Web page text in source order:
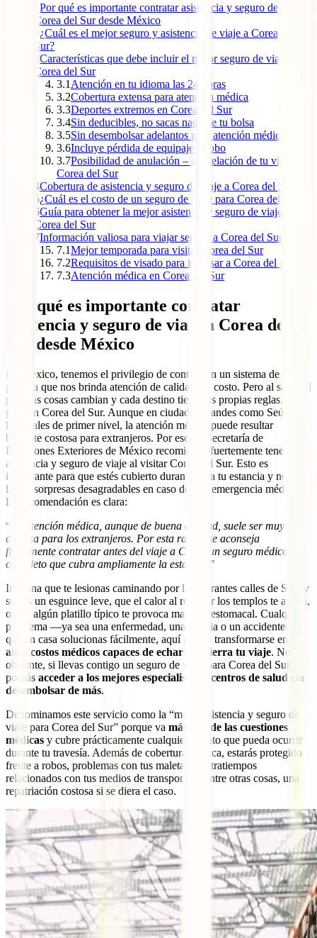
Por qué es importante contratar asistencia y seguro de viaje a
Corea del Sur desde México
¿Cuál es el mejor seguro y asistencia de viaje a Corea del
Sur?
3Características que debe incluir el mejor seguro de viaje a
Corea del Sur
3.1 Atención en tu idioma las 24 horas
3.2Cobertura extensa para atención médica
3.3Deportes extremos en Corea del Sur
3.4Sin deducibles, no sacas nada de tu bolsa
3.5Sin desembolsar adelantos para atención médica
3.6Incluye pérdida de equipaje y robo
3.7Posibilidad de anulación – cancelación de tu viaje a
Corea del Sur
4Cobertura de asistencia y seguro de viaje a Corea del Sur
5¿Cuál es el costo de un seguro de viaje para Corea del Sur?
6Guía para obtener la mejor asistencia y seguro de viaje a
Corea del Sur
7Información valiosa para viajar seguro a Corea del Sur
7.1Mejor temporada para visitar Corea del Sur
7.2Requisitos de visado para ingresar a Corea del Sur
7.3Atención médica en Corea del Sur
Por qué es importante contratar
asistencia y seguro de viaje a Corea del
Sur desde México
En México, tenemos el privilegio de contar con un sistema de salud
pública que nos brinda atención de calidad sin costo. Pero al salir del
país, las cosas cambian y cada destino tiene sus propias reglas. Así
pasa en Corea del Sur. Aunque en ciudades grandes como Seúl hay
hospitales de primer nivel, la atención médica puede resultar
bastante costosa para extranjeros. Por eso, la Secretaría de
Relaciones Exteriores de México recomienda fuertemente tener
asistencia y seguro de viaje al visitar Corea del Sur. Esto es
importante para que estés cubierto durante toda tu estancia y no te
lleves sorpresas desagradables en caso de una emergencia médica.
La recomendación es clara:
“ La atención médica, aunque de buena calidad, suele ser muy
costosa para los extranjeros. Por esta razón, se aconseja
firmemente contratar antes del viaje a Corea un seguro médico
completo que cubra ampliamente la estancia.
”
Imagina que te lesionas caminando por las vibrantes calles de Seúl y
sufres un esguince leve, que el calor al recorrer los templos te afecta,
o que algún platillo típico te provoca malestar estomacal. Cualquier
problema —ya sea una enfermedad, una alergia o un accidente—
que en casa solucionas fácilmente, aquí podría transformarse en
altos costos médicos capaces de echar por tierra tu viaje. No
obstante, si llevas contigo un seguro de viaje para Corea del Sur,
podrás acceder a los mejores especialistas y centros de salud sin
desembolsar de más.
Denominamos este servicio como la “mejor asistencia y seguro de
viaje para Corea del Sur” porque va más allá de las cuestiones
médicas y cubre prácticamente cualquier evento que pueda ocurrir
durante tu travesía. Además de cobertura médica, estarás protegido
frente a robos, problemas con tus maletas, contratiempos
relacionados con tus medios de transporte y, entre otras cosas, una
repatriación costosa si se diera el caso.